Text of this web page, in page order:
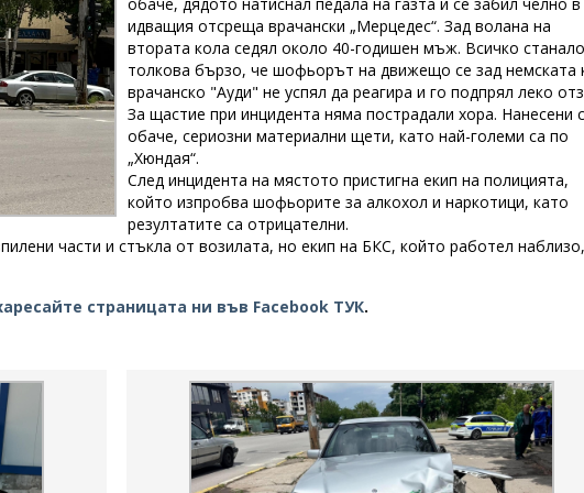
идващия отсреща врачански „Мерцедес“. Зад волана на
втората кола седял около 40-годишен мъж. Всичко станало
толкова бързо, че шофьорът на движещо се зад немската
врачанско "Ауди" не успял да реагира и го подпрял леко
За щастие при инцидента няма пострадали хора. Нанесени
обаче, сериозни материални щети, като най-големи са по
„Хюндая“.
След инцидента на мястото пристигна екип на полицията,
който изпробва шофьорите за алкохол и наркотици, като
резултатите са отрицателни.
части и стъкла от возилата, но екип на БКС, който работел наблизо,
страницата ни във Facebook ТУК.